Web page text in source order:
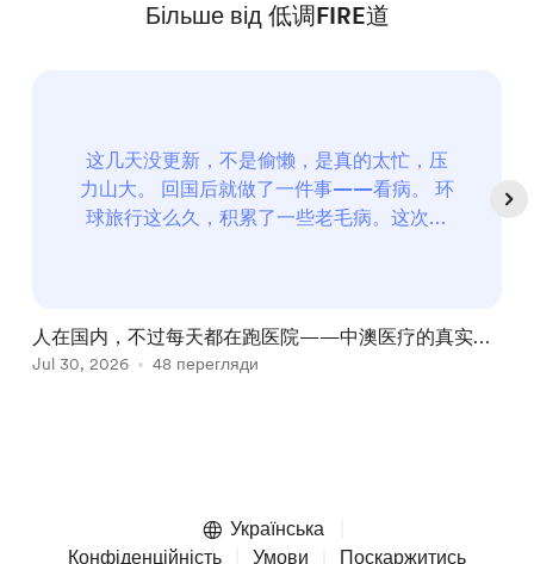
Більше від 低调FIRE道
这几天没更新，不是偷懒，是真的太忙，压
力山大。 回国后就做了一件事——看病。 环
球旅行这么久，积累了一些老毛病。这次回
指反复受到挤压，形成积液，破了之后长
出?...
人在国内，不过每天都在跑医院——中澳医疗的真实体
验对比，顺便请大家帮我出出主意
Jul 30, 2026 48 перегляди
Українська
Конфіденційність
Умови Поскаржитись